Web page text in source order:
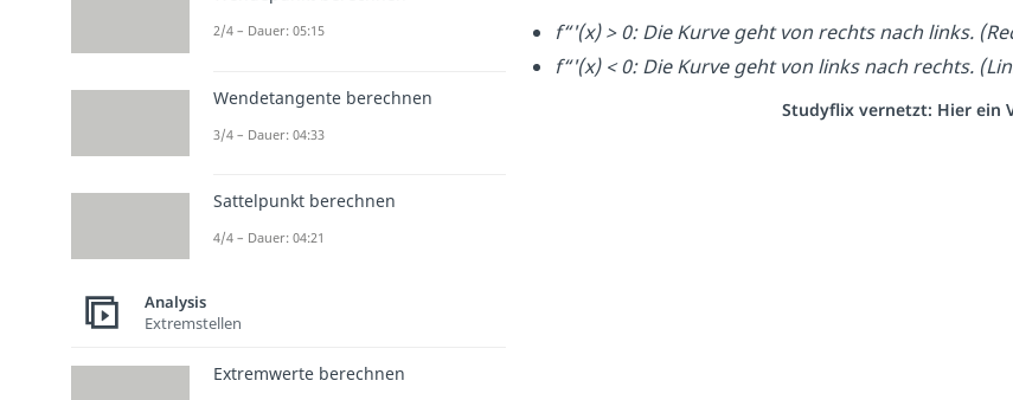
f“'(x) > 0: Die Kurve geht von rechts nach links.
f“'(x) < 0: Die Kurve geht von links nach rechts.
Studyflix vernetzt: Hier ein
2/4 – Dauer: 05:15
Wendetangente berechnen
3/4 – Dauer: 04:33
Sattelpunkt berechnen
4/4 – Dauer: 04:21
Analysis
Extremstellen
Extremwerte berechnen